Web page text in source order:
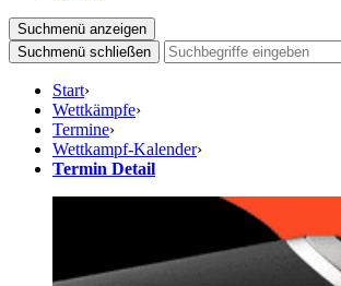
Suchmenü anzeigen
Suchmenü schließen
Start›
Wettkämpfe›
Termine›
Wettkampf-Kalender›
Termin Detail